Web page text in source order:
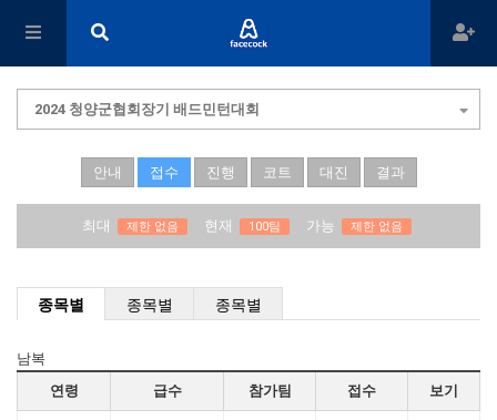
2024 청양군협회장기 배드민턴대회
안내 접수 진행 코트 대진 결과
최대 제한 없음 현재 100팀 가능 제한 없음
종목별 종목별 종목별
남복
연령
급수 참가팀 접수 보기